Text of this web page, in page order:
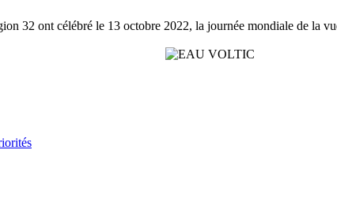
32 ont célébré le 13 octobre 2022, la journée mondiale de la